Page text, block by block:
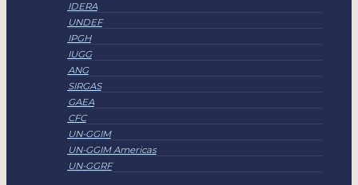
IDERA
UNDEF
IPGH
IUGG
ANG
SIRGAS
GAEA
CFC
UN-GGIM
UN-GGIM Americas
UN-GGRF